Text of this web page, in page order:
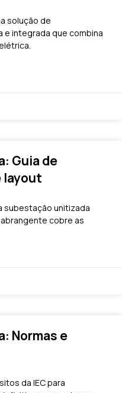
solução de
integrada que combina
Guia de
layout
subestação unitizada
cobre as
Normas e
da IEC para